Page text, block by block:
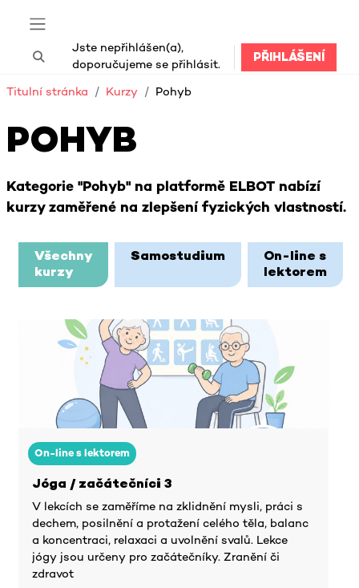
Boční panel
Přepnout vyhledávání
Jste nepřihlášen(a),
doporučujeme se přihlásit.
PŘIHLÁŠENÍ
Titulní stránka Kurzy Pohyb
POHYB
Kategorie "Pohyb" na platformě ELBOT nabízí
kurzy zaměřené na zlepšení fyzických vlastností.
Bloky hlavního obsahu
Všechny
kurzy
Samostudium
On-line s
lektorem
On-line s lektorem
Jóga / začátečníci 3
V lekcích se zaměříme na zklidnění mysli, práci s
dechem, posilnění a protažení celého těla, balanc
a koncentraci, relaxaci a uvolnění svalů. Lekce
jógy jsou určeny pro začátečníky. Zranění či
zdravot